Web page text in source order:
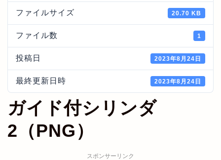
ファイルサイズ 20.70 KB
ファイル数 1
投稿日 2023年8月24日
最終更新日時 2023年8月24日
ガイド付シリンダ
2（PNG）
スポンサーリンク